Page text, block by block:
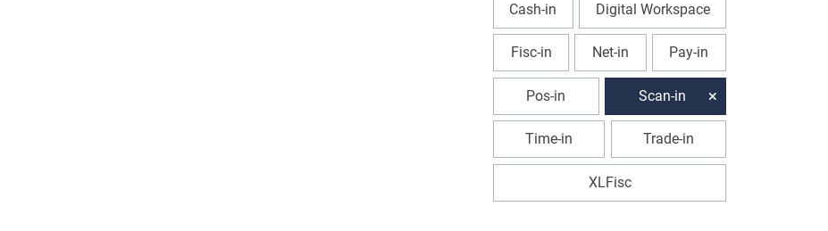
Cash-in Digital Workspace
Fisc-in Net-in Pay-in
Pos-in Scan-in
Time-in Trade-in
XLFisc